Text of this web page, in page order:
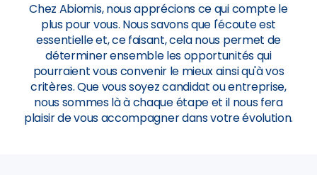
Chez Abiomis, nous apprécions ce qui compte le
plus pour vous. Nous savons que l'écoute est
essentielle et, ce faisant, cela nous permet de
déterminer ensemble les opportunités qui
pourraient vous convenir le mieux ainsi qu'à vos
critères. Que vous soyez candidat ou entreprise,
nous sommes là à chaque étape et il nous fera
plaisir de vous accompagner dans votre évolution.